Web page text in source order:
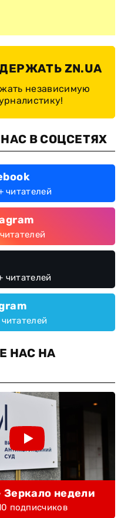
ZN.UA
независимую
В СОЦСЕТЯХ
читателей
читателей
НАС НА
Зеркало недели
подписчиков